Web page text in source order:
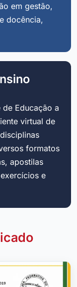
em gestão,
docência,
Educação a
virtual de
formatos
apostilas
e